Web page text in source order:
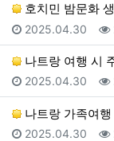
호치민 밤문화
등록일
2025.04.30
나트랑 여행 시
등록일
2025.04.30
나트랑 가족여
등록일
2025.04.30